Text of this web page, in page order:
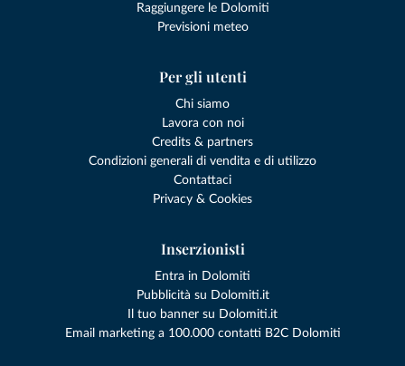
Raggiungere le Dolomiti
Previsioni meteo
Per gli utenti
Chi siamo
Lavora con noi
Credits & partners
Condizioni generali di vendita e di utilizzo
Contattaci
Privacy & Cookies
Inserzionisti
Entra in Dolomiti
Pubblicità su Dolomiti.it
Il tuo banner su Dolomiti.it
Email marketing a 100.000 contatti B2C Dolomiti